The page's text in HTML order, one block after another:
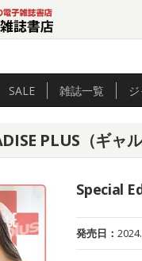
SALE 雑誌一覧
PLUS（ギ
Special
発売日：